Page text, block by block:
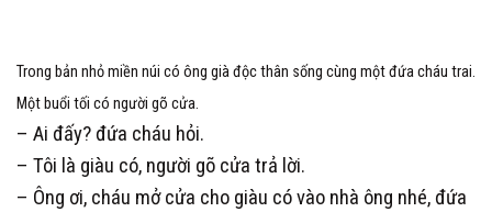
Trong bản nhỏ miền núi có ông già độc thân sống cùng một đứa cháu trai.
Một buổi tối có người gõ cửa.
– Ai đấy? đứa cháu hỏi.
– Tôi là giàu có, người gõ cửa trả lời.
– Ông ơi, cháu mở cửa cho giàu có vào nhà ông nhé, đứa